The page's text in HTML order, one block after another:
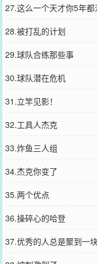
27.这么一个天才你5年都
28.被打乱的计划
29.球队合练那些事
30.球队潜在危机
31.立竿见影！
32.工具人杰克
33.炸鱼三人组
34.杰克你变了
35.两个优点
36.操碎心的哈登
37.优秀的人总是聚到一